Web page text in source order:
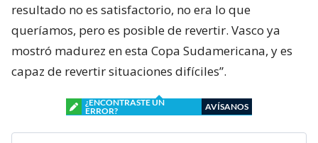
resultado no es satisfactorio, no era lo que
queríamos, pero es posible de revertir. Vasco ya
mostró madurez en esta Copa Sudamericana, y es
capaz de revertir situaciones difíciles”.
¿ENCONTRASTE UN
ERROR?
AVÍSANOS